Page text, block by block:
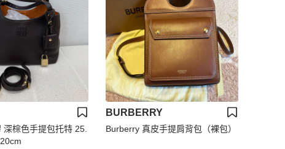
深棕色手提包托特 25.
BURBERRY
Burberry 真皮手提肩背包（裸包）